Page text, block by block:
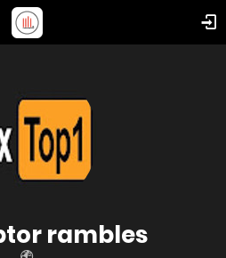
rambles